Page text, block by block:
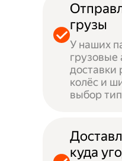
грузы
У наших
грузовые
доставки
колёс и
выбор
куда